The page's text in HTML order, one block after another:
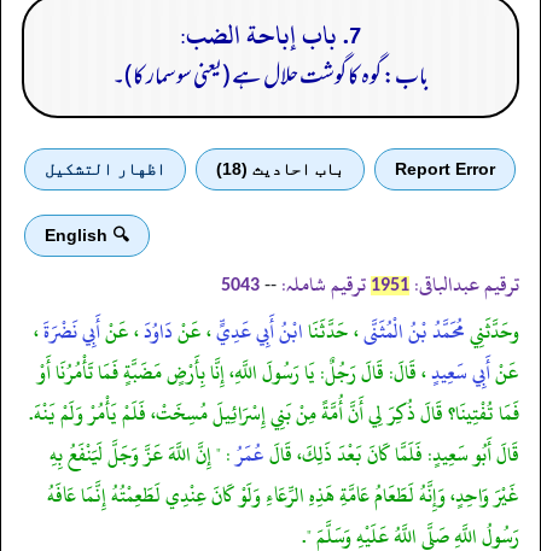
7. باب إباحة الضب:
باب: گوہ کا گوشت حلال ہے (یعنی سوسمار کا)۔
Report Error باب احادیث (18) اظهار التشكيل
🔍 English
ترقیم عبدالباقی: 1951 ترقیم شاملہ: --
5043
وحَدَّثَنِيمُحَمَّدُ بْنُ الْمُثَنَّى، حَدَّثَنَاابْنُ أَبِي عَدِيٍّ، عَنْدَاوُدَ، عَنْأَبِي نَضْرَةَ،
عَنْأَبِي سَعِيدٍ، قَالَ: قَالَ رَجُلٌ: يَا رَسُولَ اللَّهِ، إِنَّا بِأَرْضٍ مَضَبَّةٍ فَمَا تَأْمُرُنَا أَوْ
فَمَا تُفْتِينَا؟ قَالَ ذُكِرَ لِي أَنَّ أُمَّةً مِنْ بَنِي إِسْرَائِيلَ مُسِخَتْ، فَلَمْ يَأْمُرْ وَلَمْ يَنْهَ.
قَالَ أَبُو سَعِيدٍ: فَلَمَّا كَانَ بَعْدَ ذَلِكَ، قَالَعُمَرُ: " إِنَّ اللَّهَ عَزَّ وَجَلَّ لَيَنْفَعُ بِهِ
غَيْرَ وَاحِدٍ، وَإِنَّهُ لَطَعَامُ عَامَّةِ هَذِهِ الرِّعَاءِ وَلَوْ كَانَ عِنْدِي لَطَعِمْتُهُ إِنَّمَا عَافَهُ
رَسُولُ اللَّهِ صَلَّى اللَّهُ عَلَيْهِ وَسَلَّمَ ".